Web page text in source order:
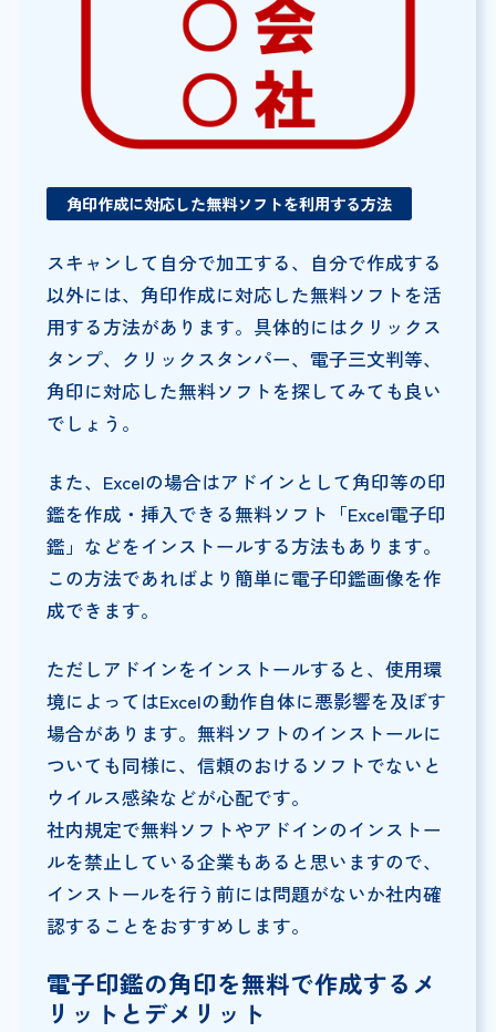
角印作成に対応した無料ソフトを利用する方法
スキャンして自分で加工する、自分で作成する
以外には、角印作成に対応した無料ソフトを活
用する方法があります。具体的にはクリックス
タンプ、クリックスタンパー、電子三文判等、
角印に対応した無料ソフトを探してみても良い
でしょう。
また、Excelの場合はアドインとして角印等の印
鑑を作成・挿入できる無料ソフト「Excel電子印
鑑」などをインストールする方法もあります。
この方法であればより簡単に電子印鑑画像を作
成できます。
ただしアドインをインストールすると、使用環
境によってはExcelの動作自体に悪影響を及ぼす
場合があります。無料ソフトのインストールに
ついても同様に、信頼のおけるソフトでないと
ウイルス感染などが心配です。
社内規定で無料ソフトやアドインのインストー
ルを禁止している企業もあると思いますので、
インストールを行う前には問題がないか社内確
認することをおすすめします。
電子印鑑の角印を無料で作成するメ
リットとデメリット